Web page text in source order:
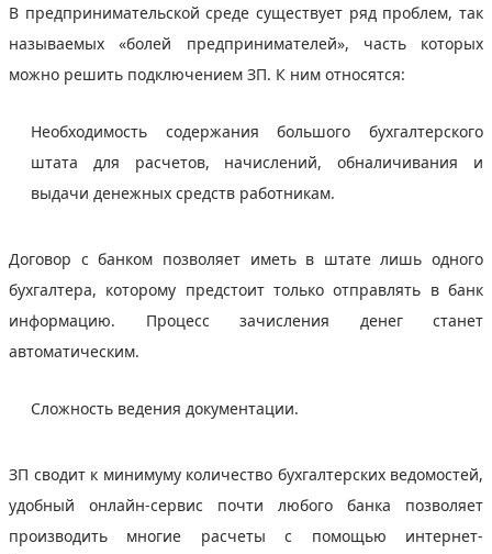
В предпринимательской среде существует ряд проблем, так
называемых «болей предпринимателей», часть которых
можно решить подключением ЗП. К ним относятся:
Необходимость содержания большого бухгалтерского
штата для расчетов, начислений, обналичивания и
выдачи денежных средств работникам.
Договор с банком позволяет иметь в штате лишь одного
бухгалтера, которому предстоит только отправлять в банк
информацию. Процесс зачисления денег станет
автоматическим.
Сложность ведения документации.
ЗП сводит к минимуму количество бухгалтерских ведомостей,
удобный онлайн-сервис почти любого банка позволяет
производить многие расчеты с помощью интернет-